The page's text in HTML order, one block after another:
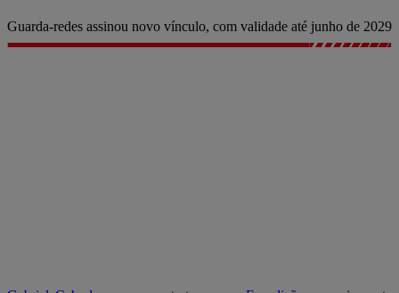
Guarda-redes assinou novo vínculo, com validade até junho de 2029